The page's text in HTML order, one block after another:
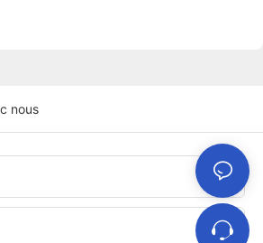
nous